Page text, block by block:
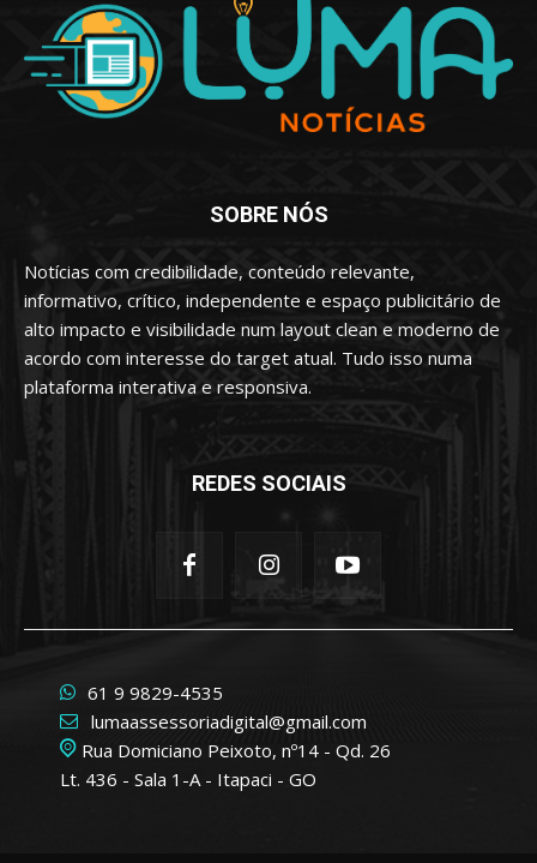
SOBRE NÓS
Notícias com credibilidade, conteúdo relevante,
informativo, crítico, independente e espaço publicitário de
alto impacto e visibilidade num layout clean e moderno de
acordo com interesse do target atual. Tudo isso numa
plataforma interativa e responsiva.
REDES SOCIAIS
61 9 9829-4535
lumaassessoriadigital@gmail.com
Rua Domiciano Peixoto, nº14 - Qd. 26
Lt. 436 - Sala 1-A - Itapaci - GO